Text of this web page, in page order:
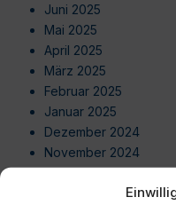
Juni 2025
Mai 2025
April 2025
März 2025
Februar 2025
Januar 2025
Dezember 2024
November 2024
Oktober 2024
September 2024